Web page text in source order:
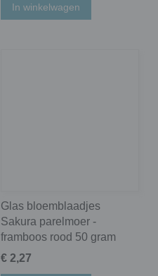
In winkelwagen
Glas bloemblaadjes
Sakura parelmoer -
framboos rood 50 gram
€ 2,27